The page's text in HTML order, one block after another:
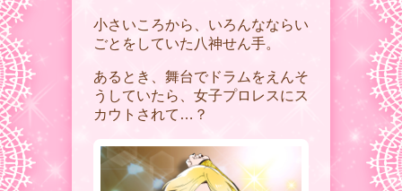
小さいころから、いろんなならい
ごとをしていた八神せん手。
あるとき、舞台でドラムをえんそ
うしていたら、女子プロレスにス
カウトされて…？